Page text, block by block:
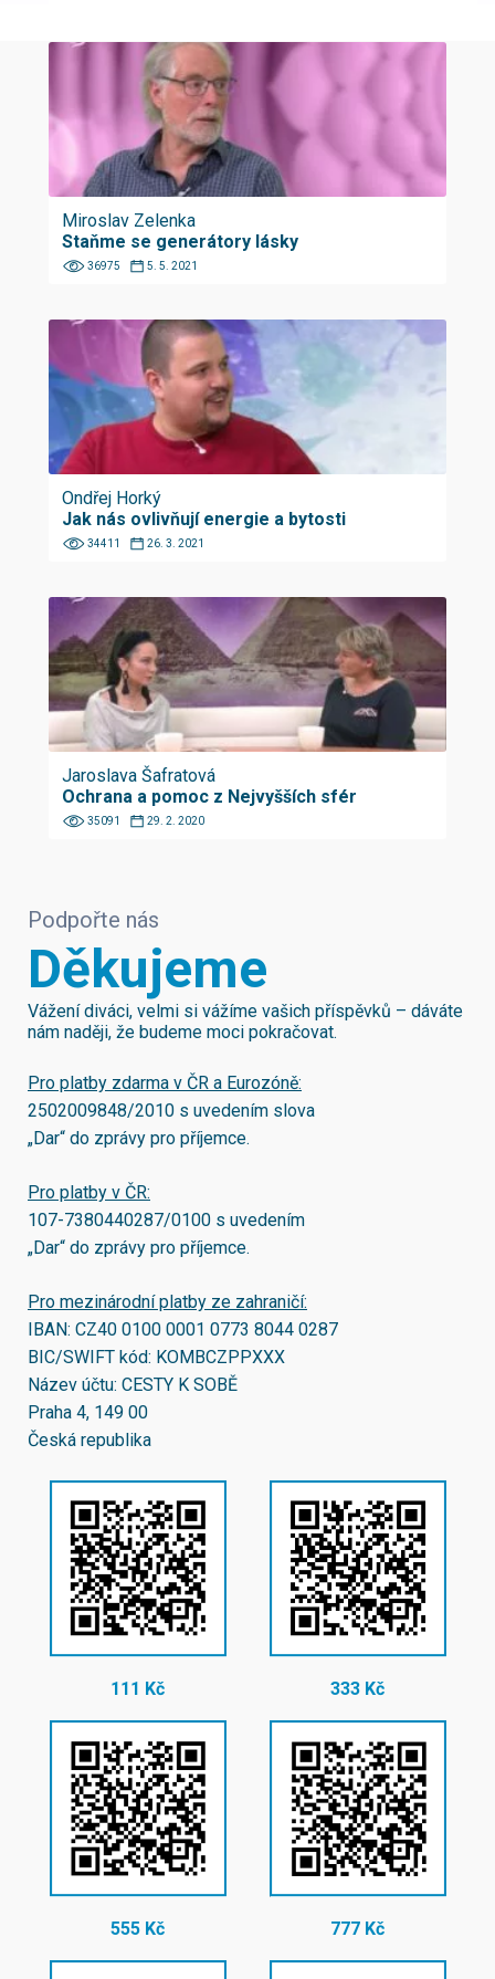
Miroslav Zelenka
Staňme se generátory lásky
36975 5. 5. 2021
Ondřej Horký
Jak nás ovlivňují energie a bytosti
34411 26. 3. 2021
Jaroslava Šafratová
Ochrana a pomoc z Nejvyšších sfér
35091 29. 2. 2020
Podpořte nás
Děkujeme
Vážení diváci, velmi si vážíme vašich příspěvků – dáváte
nám naději, že budeme moci pokračovat.
Pro platby zdarma v ČR a Eurozóně:
2502009848/2010 s uvedením slova
„Dar“ do zprávy pro příjemce.
Pro platby v ČR:
107-7380440287/0100 s uvedením
„Dar“ do zprávy pro příjemce.
Pro mezinárodní platby ze zahraničí:
IBAN: CZ40 0100 0001 0773 8044 0287
BIC/SWIFT kód: KOMBCZPPXXX
Název účtu: CESTY K SOBĚ
Praha 4, 149 00
Česká republika
111 Kč 333 Kč
555 Kč 777 Kč